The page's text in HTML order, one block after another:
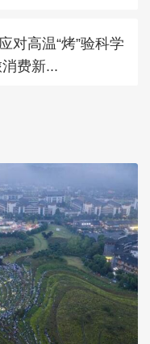
对高温“烤”验科学
费新...